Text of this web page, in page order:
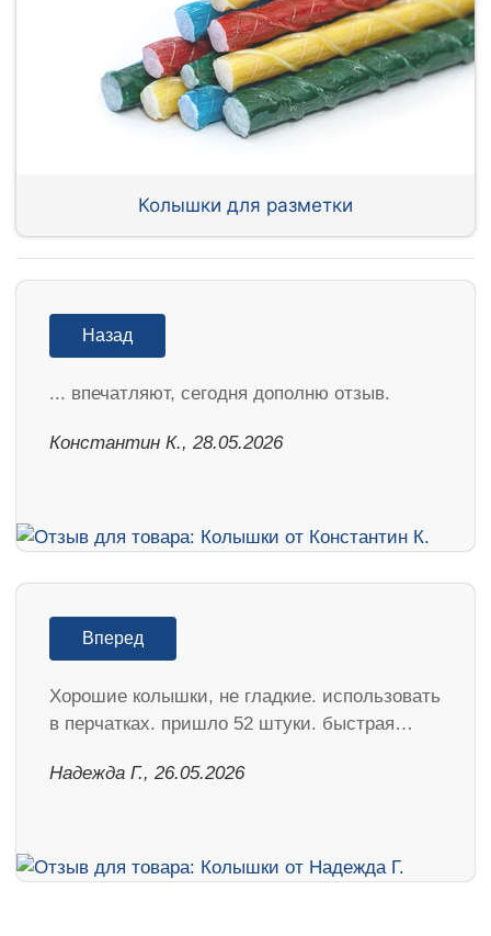
Колышки для разметки
Назад
... впечатляют, сегодня дополню отзыв.
Константин К., 28.05.2026
Вперед
Хорошие колышки, не гладкие. использовать
в перчатках. пришло 52 штуки. быстрая…
Надежда Г., 26.05.2026